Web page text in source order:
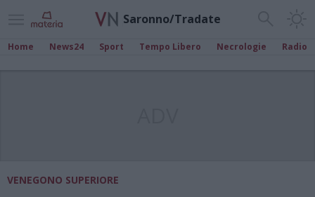
Saronno/Tradate
Home News24 Sport Tempo Libero Necrologie Radio
VENEGONO SUPERIORE